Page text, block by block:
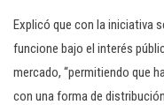
Explicó que con la iniciativa
funcione bajo el interés
mercado, “permitiendo que
con una forma de